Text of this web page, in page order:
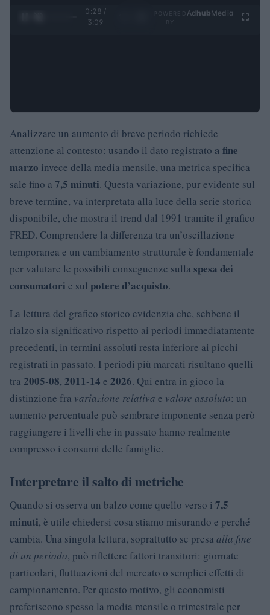
0:29 /
3:09
Ad hubMedia
Analizzare un aumento di breve periodo richiede
attenzione al contesto: usando il dato registrato a fine
marzo invece della media mensile, una metrica specifica
sale fino a 7,5 minuti. Questa variazione, pur evidente sul
breve termine, va interpretata alla luce della serie storica
disponibile, che mostra il trend dal 1991 tramite il grafico
FRED. Comprendere la differenza tra un’oscillazione
temporanea e un cambiamento strutturale è fondamentale
per valutare le possibili conseguenze sulla spesa dei
consumatori e sul potere d’acquisto.
La lettura del grafico storico evidenzia che, sebbene il
rialzo sia significativo rispetto ai periodi immediatamente
precedenti, in termini assoluti resta inferiore ai picchi
registrati in passato. I periodi più marcati risultano quelli
tra 2005-08, 2011-14 e 2026. Qui entra in gioco la
distinzione fra variazione relativa e valore assoluto: un
aumento percentuale può sembrare imponente senza però
raggiungere i livelli che in passato hanno realmente
compresso i consumi delle famiglie.
Interpretare il salto di metriche
Quando si osserva un balzo come quello verso i 7,5
minuti, è utile chiedersi cosa stiamo misurando e perché
cambia. Una singola lettura, soprattutto se presa alla fine
di un periodo, può riflettere fattori transitori: giornate
particolari, fluttuazioni del mercato o semplici effetti di
campionamento. Per questo motivo, gli economisti
preferiscono spesso la media mensile o trimestrale per